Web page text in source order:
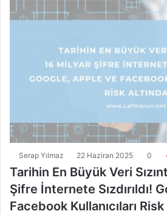
Serap Yılmaz 22 Haziran 2025 0
Tarihin En Büyük Veri
Şifre İnternete Sızdırıldı!
Facebook Kullanıcıları